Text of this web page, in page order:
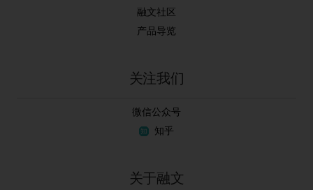
融文社区
产品导览
关注我们
微信公众号
知乎
关于融文